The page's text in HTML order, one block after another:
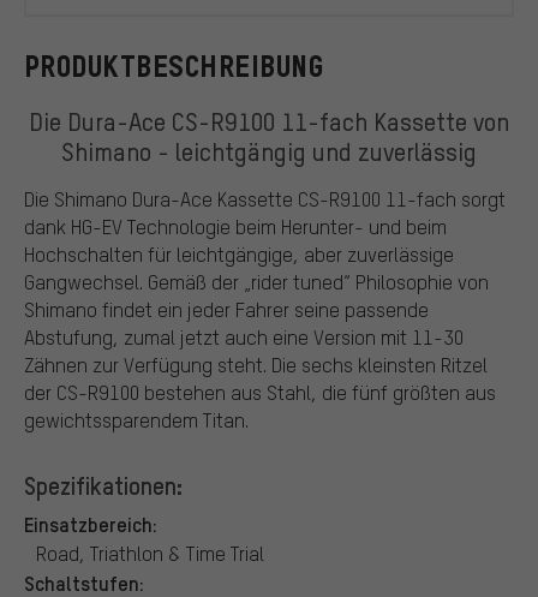
PRODUKTBESCHREIBUNG
Die Dura-Ace CS-R9100 11-fach Kassette von
Shimano - leichtgängig und zuverlässig
Die Shimano Dura-Ace Kassette CS-R9100 11-fach sorgt
dank HG-EV Technologie beim Herunter- und beim
Hochschalten für leichtgängige, aber zuverlässige
Gangwechsel. Gemäß der „rider tuned“ Philosophie von
Shimano findet ein jeder Fahrer seine passende
Abstufung, zumal jetzt auch eine Version mit 11-30
Zähnen zur Verfügung steht. Die sechs kleinsten Ritzel
der CS-R9100 bestehen aus Stahl, die fünf größten aus
gewichtssparendem Titan.
Spezifikationen:
Einsatzbereich:
Road, Triathlon & Time Trial
Schaltstufen: